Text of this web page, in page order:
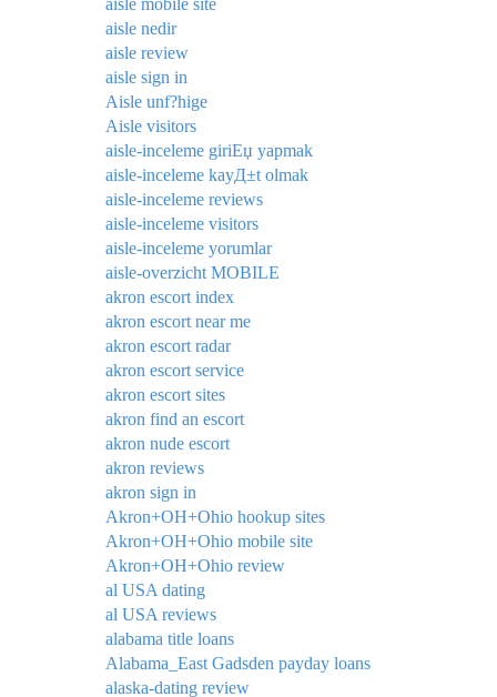
aisle nedir
aisle review
aisle sign in
Aisle unf?hige
Aisle visitors
aisle-inceleme giriЕџ yapmak
aisle-inceleme kayД±t olmak
aisle-inceleme reviews
aisle-inceleme visitors
aisle-inceleme yorumlar
aisle-overzicht MOBILE
akron escort index
akron escort near me
akron escort radar
akron escort service
akron escort sites
akron find an escort
akron nude escort
akron reviews
akron sign in
Akron+OH+Ohio hookup sites
Akron+OH+Ohio mobile site
Akron+OH+Ohio review
al USA dating
al USA reviews
alabama title loans
Alabama_East Gadsden payday loans
alaska-dating review